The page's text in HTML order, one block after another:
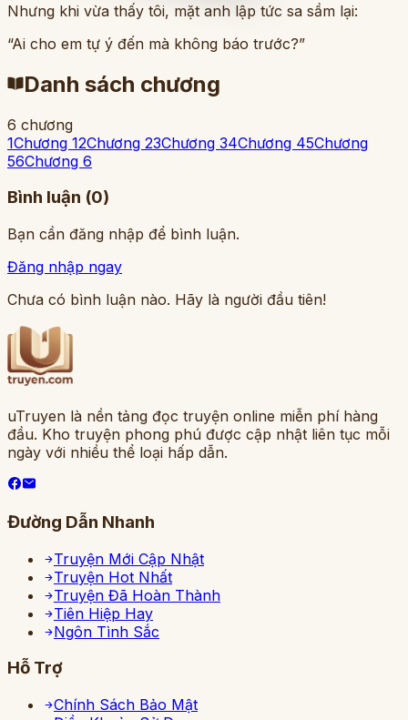
Nhưng khi vừa thấy tôi, mặt anh lập tức sa sầm lại:
“Ai cho em tự ý đến mà không báo trước?”
Danh sách chương
6 chương
1Chương 12Chương 23Chương 34Chương 45Chương
56Chương 6
Bình luận (0)
Bạn cần đăng nhập để bình luận.
Đăng nhập ngay
Chưa có bình luận nào. Hãy là người đầu tiên!
uTruyen là nền tảng đọc truyện online miễn phí hàng
đầu. Kho truyện phong phú được cập nhật liên tục mỗi
ngày với nhiều thể loại hấp dẫn.
Đường Dẫn Nhanh
Truyện Mới Cập Nhật
Truyện Hot Nhất
Truyện Đã Hoàn Thành
Tiên Hiệp Hay
Ngôn Tình Sắc
Hỗ Trợ
Chính Sách Bảo Mật